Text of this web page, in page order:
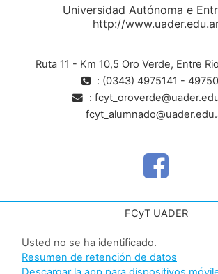
Universidad Autónoma e
http://
Ruta 11 - Km 10,5 Oro Verde, Entre
: (0343) 4975141 -
:
FCyT UADER
Usted no se ha identificado.
Resumen de retención de datos